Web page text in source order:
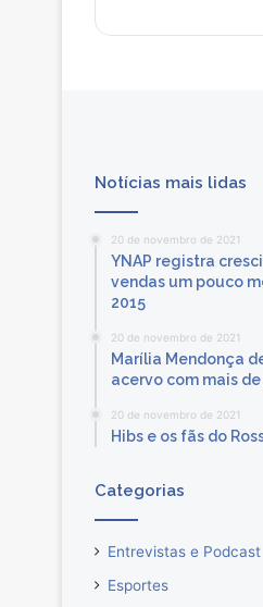
t
a
p
e
n
a
F
r
m
l
Notícias mais lidas
20 de novembro de 2021
YNAP registra
vendas um pouco
2015
20 de novembro de 2021
Marília Mendonça
acervo com mais
20 de novembro de 2021
Hibs e os fãs do
Categorias
Entrevistas e Podcast
Esportes